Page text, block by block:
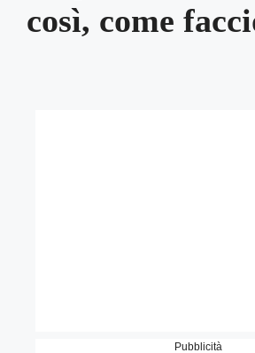
così, come
Pubblicità